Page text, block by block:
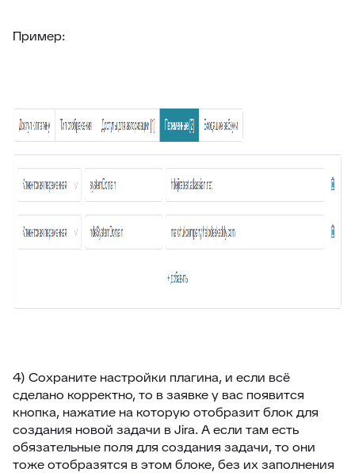
Пример:
4) Сохраните настройки плагина, и если всё
сделано корректно, то в заявке у вас появится
кнопка, нажатие на которую отобразит блок для
создания новой задачи в Jira. А если там есть
обязательные поля для создания задачи, то они
тоже отобразятся в этом блоке, без их заполнения